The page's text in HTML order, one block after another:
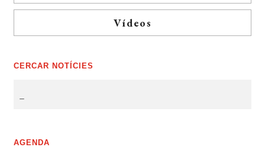
Vídeos
CERCAR NOTÍCIES
AGENDA